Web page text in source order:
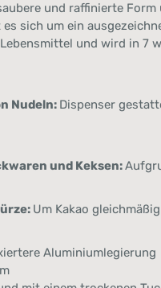
und raffinierte
sich um ein
und wird in 7
Nudeln: Dispenser
und Keksen:
Um Kakao
Aluminiumlegierung